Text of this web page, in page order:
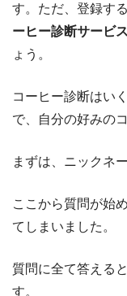
す。ただ、登録す
ーヒー診断サービ
ょう。
コーヒー診断はい
で、自分の好みの
まずは、ニックネ
ここから質問が始
てしまいました。
質問に全て答える
す。